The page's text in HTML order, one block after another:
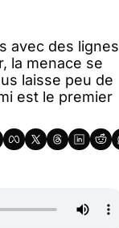
avec des lignes
la menace se
laisse peu de
est le premier